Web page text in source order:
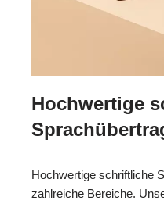
Hochwertige
Hochwertige schriftliche
zahlreiche Bereiche.